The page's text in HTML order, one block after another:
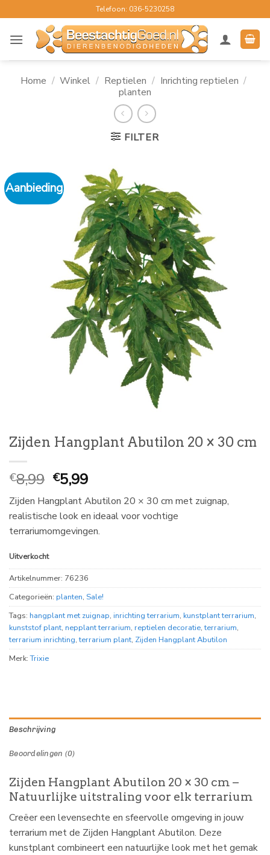
naar
inhoud
Telefoon: 036-5230258
Home / Winkel / Reptielen / Inrichting reptielen /
planten
FILTER
Aanbieding
Zijden Hangplant Abutilon 20 × 30 cm
€8,99 Oorspronkelijke
prijs
was:
€
8,99.
€5,99Huidige
prijs
is:
€
5,99.
Zijden Hangplant Abutilon 20 × 30 cm met zuignap,
realistische look en ideaal voor vochtige
terrariumomgevingen.
Uitverkocht
Artikelnummer: 76236
Categorieën: planten, Sale!
Tags: hangplant met zuignap, inrichting terrarium, kunstplant terrarium,
kunststof plant, nepplant terrarium, reptielen decoratie,terrarium,
terrarium inrichting,terrarium plant, Zijden Hangplant Abutilon
Merk:Trixie
Beschrijving
Beoordelingen (0)
Zijden Hangplant Abutilon 20 × 30 cm –
Natuurlijke uitstraling voor elk terrarium
Creëer een levensechte en sfeervolle omgeving in jouw
terrarium met de Zijden Hangplant Abutilon. Deze
kunstplant combineert een natuurlijke look met het gemak